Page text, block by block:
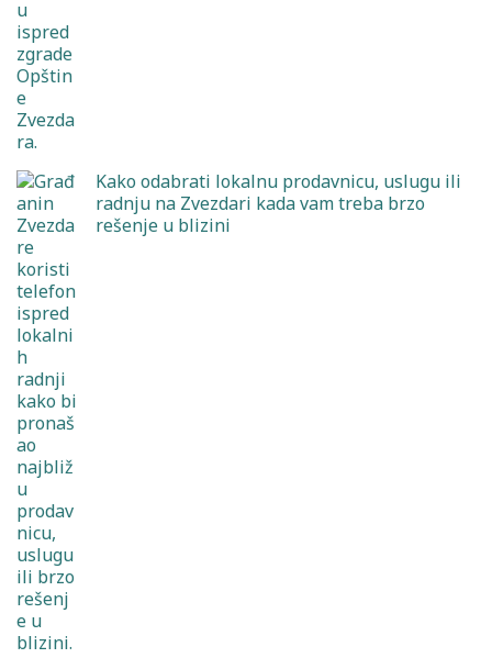
Kako odabrati lokalnu prodavnicu, uslugu ili
radnju na Zvezdari kada vam treba brzo
rešenje u blizini